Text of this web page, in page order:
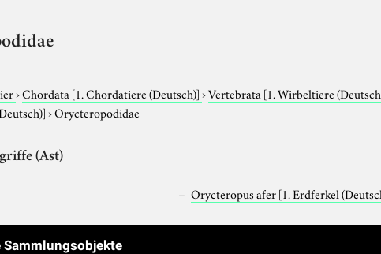
›Chordata [1. Chordatiere (Deutsch)]›Vertebrata [1. Wirbeltiere
›Orycteropodidae
(Ast)
Orycteropus afer[1. Erdferkel
Sammlungsobjekte